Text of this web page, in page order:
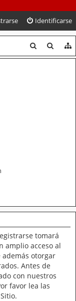
Identificarse
u
u
tomará
amplio acceso al
otorgar
Antes de
con nuestros
favor lea las